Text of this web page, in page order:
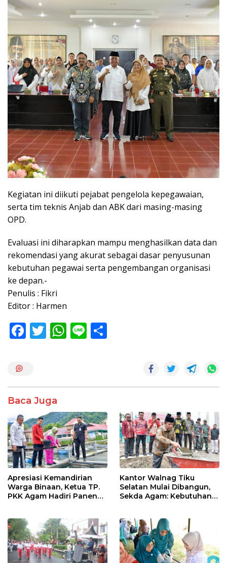
Kegiatan ini diikuti pejabat pengelola kepegawaian,
serta tim teknis Anjab dan ABK dari masing-masing
OPD.
Evaluasi ini diharapkan mampu menghasilkan data dan
rekomendasi yang akurat sebagai dasar penyusunan
kebutuhan pegawai serta pengembangan organisasi
ke depan.-
Penulis : Fikri
Editor : Harmen
F
o
k
T W
p
p
Li
Baca Juga
Apresiasi Kemandirian
Warga Binaan, Ketua TP.
PKK Agam Hadiri Panen
Kantor Walnag Tiku
Selatan Mulai Dibangun,
Sekda Agam: Kebutuhan